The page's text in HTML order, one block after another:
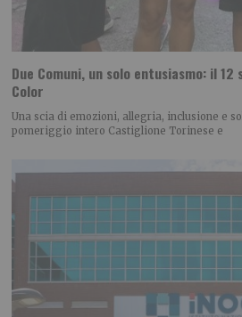
Due Comuni, un solo entusiasmo: il
Color
Una scia di emozioni, allegria, inclusione e
pomeriggio intero Castiglione Torinese e